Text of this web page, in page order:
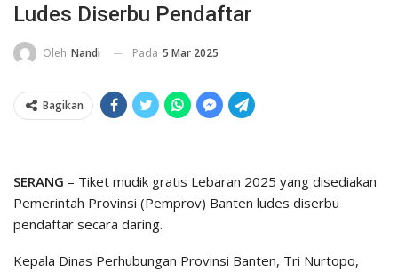
Ludes Diserbu Pendaftar
Oleh Nandi Pada 5 Mar 2025
Bagikan
SERANG – Tiket mudik gratis Lebaran 2025 yang disediakan
Pemerintah Provinsi (Pemprov) Banten ludes diserbu
pendaftar secara daring.
Kepala Dinas Perhubungan Provinsi Banten, Tri Nurtopo,